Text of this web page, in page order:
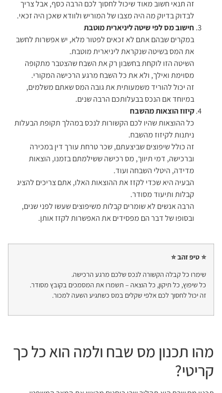
זה תנאי חשוב מאוד שיכול לחסוך לכם הרבה כסף, אבל צריך
לבדוק בדיוק מה היה מצבו של המוריש ולוודא שאכן היה זכאי.
חישוב מס לפי שיטה ליניארית מוטבת
במקרים שבהם אתם לא זכאים לפטור מלא, יש אפשרות לחשב
את המס בשיטה שנקראת ליניארית מוטבת.
השיטה הזו לוקחת בחשבון רק את השבח שהצטבר מתקופה
מסוימת ואילך, ולא את כל השבח מרגע הרכישה המקורי.
זה יכול להוריד משמעותית את גובה המס שאתם משלמים,
במיוחד אם הנכס בבעלותכם הרבה שנים.
קיזוז הוצאות מהשבח
כל ההוצאות שהיו לכם הקשורות לנכס במהלך תקופת הבעלות
ניתנות לקיזוז מהשבח.
זה כולל שיפוצים שביצעתם, שכר טרחת עורך דין במכירה
וברכישה, דמי תיווך, מס רכישה ששילמתם בזמנו, הוצאות
מדידה, היטלי השבחה ועוד.
הבעיה היא שכדי לקזז את ההוצאות האלו, אתם צריכים להציג
קבלות ותיעוד מסודר.
הרבה אנשים לא שומרים קבלות משיפוצים שעשו לפני שנים,
ובסופו של דבר הם מפסידים את האפשרות לקזז אותן.
⭐ טיפ זהב ⭐
שימרו כל קבלה הקשורה לנכס שלכם מרגע הרכישה.
כל שיפוץ, כל תיקון, כל הוצאה – תשמרו את המסמכים בקובץ מסודר.
זה יכול לחסוך לכם אלפי שקלים במס כשתגיע השעה למכור.
מהו תכנון מס שבח ולמה הוא כל כך
קריטי?